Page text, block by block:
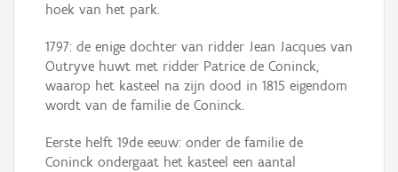
hoek van het park.
1797: de enige dochter van ridder Jean Jacques van
Outryve huwt met ridder Patrice de Coninck,
waarop het kasteel na zijn dood in 1815 eigendom
wordt van de familie de Coninck.
Eerste helft 19de eeuw: onder de familie de
Coninck ondergaat het kasteel een aantal